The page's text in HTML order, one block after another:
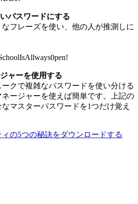
パスワードにする
フレーズを使い、他の人が推測しに
ャーを使用する
クで複雑なパスワードを使い分ける
ージャーを使えば簡単です。上記の
マスターパスワードを1つだけ覚え
の5つの秘訣をダウンロードする